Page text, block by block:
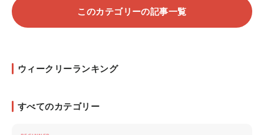
このカテゴリーの記事一覧
ウィークリーランキング
すべてのカテゴリー